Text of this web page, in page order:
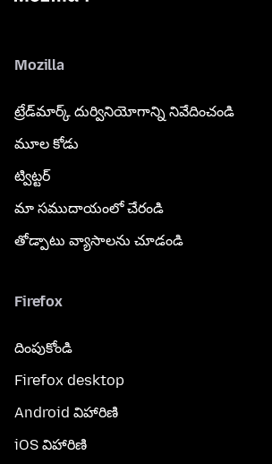
Mozilla
ట్రేడ్‌మార్క్ దుర్వినియోగాన్ని నివేదించండి
మూల కోడు
ట్విట్టర్
మా సముదాయంలో చేరండి
తోడ్పాటు వ్యాసాలను చూడండి
Firefox
దింపుకోండి
Firefox desktop
Android విహారిణి
iOS విహారిణి